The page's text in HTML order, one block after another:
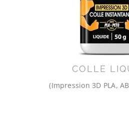
COLLE
(Impression 3D PLA,